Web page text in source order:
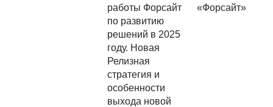
работы Форсайт
по развитию
решений в 2025
году. Новая
Релизная
стратегия и
особенности
выхода новой
«Форсайт»